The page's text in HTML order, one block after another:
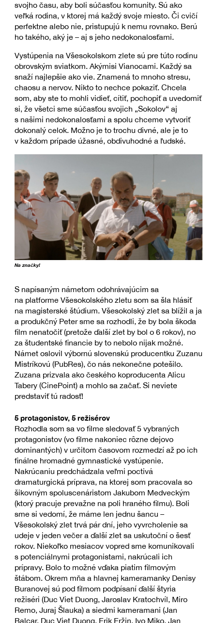
svojho času, aby boli súčasťou komunity. Sú ako
veľká rodina, v ktorej má každý svoje miesto. Či cvičí
perfektne alebo nie, pristupujú k nemu rovnako. Berú
ho takého, aký je – aj s jeho nedokonalosťami.
Vystúpenia na Všesokolskom zlete sú pre túto rodinu
obrovským sviatkom. Akýmisi Vianocami. Každý sa
snaží najlepšie ako vie. Znamená to mnoho stresu,
chaosu a nervov. Nikto to nechce pokaziť. Chcela
som, aby ste to mohli vidieť, cítiť, pochopiť a uvedomiť
si, že všetci sme súčasťou svojich „Sokolov“ aj
s našimi nedokonalosťami a spolu chceme vytvoriť
dokonalý celok. Možno je to trochu divné, ale je to
v každom prípade úžasné, obdivuhodné a ľudské.
Na značky!
S napísaným námetom odohrávajúcim sa
na platforme Všesokolského zletu som sa šla hlásiť
na magisterské štúdium. Všesokolský zlet sa blížil a ja
a produkčný Peter sme sa rozhodli, že by bola škoda
film nenatočiť (pretože ďalší zlet by bol o 6 rokov), no
za študentské financie by to nebolo nijak možné.
Námet oslovil výbornú slovenskú producentku Zuzanu
Mistríkovú (PubRes), čo nás nekonečne potešilo.
Zuzana prizvala ako českého koproducenta Alicu
Tabery (CinePoint) a mohlo sa začať. Si neviete
predstaviť tú radosť!
5 protagonistov, 5 režisérov
Rozhodla som sa vo filme sledovať 5 vybraných
protagonistov (vo filme nakoniec rôzne dejovo
dominantých) v určitom časovom rozmedzí až po ich
finálne hromadné gymnastické vystúpenie.
Nakrúcaniu predchádzala veľmi poctivá
dramaturgická príprava, na ktorej som pracovala so
šikovným spoluscenáristom Jakubom Medveckým
(ktorý pracuje prevažne na poli hraného filmu). Boli
sme si vedomí, že máme len jednu šancu –
Všesokolský zlet trvá pár dní, jeho vyvrcholenie sa
udeje v jeden večer a ďalší zlet sa uskutoční o šesť
rokov. Niekoľko mesiacov vopred sme komunikovali
s potenciálnymi protagonistami, nakrúcali ich
prípravy. Bolo to možné vďaka piatim filmovým
štábom. Okrem mňa a hlavnej kameramanky Denisy
Buranovej sú pod filmom podpísaní ďalší štyria
režiséri (Duc Viet Duong, Jaroslav Kratochvíl, Miro
Remo, Juraj Šlauka) a siedmi kameramani (Jan
Balcar, Duc Viet Duong, Erik Eržin, Ivo Miko, Jan